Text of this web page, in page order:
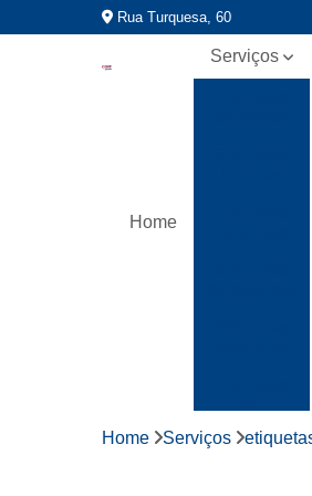
Rua Turquesa, 60
Home
Serviços
Fitas
Home Serviços